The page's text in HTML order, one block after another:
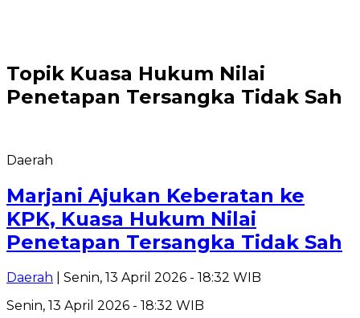
Topik Kuasa Hukum Nilai
Penetapan Tersangka Tidak Sah
Daerah
Marjani Ajukan Keberatan ke
KPK, Kuasa Hukum Nilai
Penetapan Tersangka Tidak Sah
Daerah | Senin, 13 April 2026 - 18:32 WIB
Senin, 13 April 2026 - 18:32 WIB